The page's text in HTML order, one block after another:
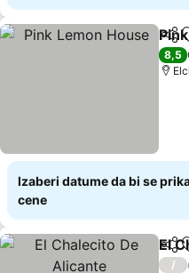
Deli
8,5
Izaberi datume da bi se
cene
Deli
El
/